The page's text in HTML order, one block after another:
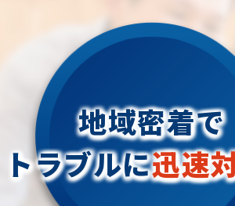
の木、桜、ゴールドクレスト、ア
ダ、いちじく、椰子の木、ゴール
アカシア、紅葉、シマトネリコ、
ープフルーツの木、カツラの木
みかん、グミ、エゴノキ、ハナミ
キ、ジューンベリー、ヤマボウシ
イズカ、花梨、クロガネモチ、
ナメ、サザンカ、ホルトノキ、
じ、コデマリ"
芝庭
や天候
が積
すぐ
刈り
屋をお
こと、
自社
のこと
さい！
でご対
地域密着で
トラブルに迅速